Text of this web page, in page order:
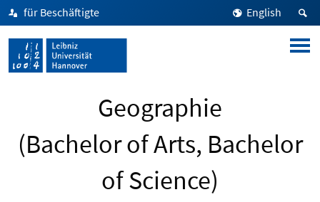
für Beschäftigte English
Geographie
(Bachelor of Arts, Bachelor
of Science)